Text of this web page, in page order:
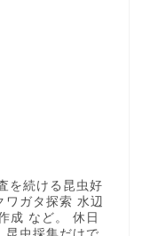
を続ける昆虫好
ワガタ探索 水辺
成 など。 休日